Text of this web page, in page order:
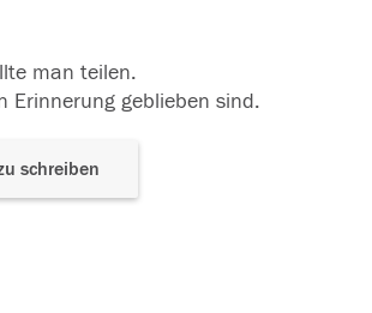
man teilen.
Erinnerung geblieben sind.
schreiben